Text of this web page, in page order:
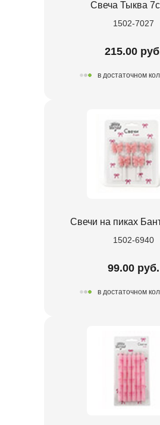
Свеча Тыква
1502-7027
215.00
в достаточном
Свечи на пиках
1502-6940
99.00 руб.
в достаточном